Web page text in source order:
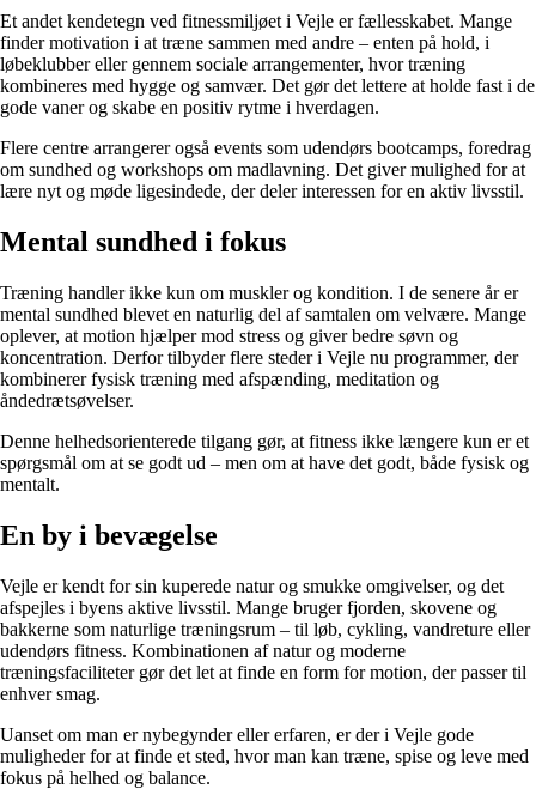
Et andet kendetegn ved fitnessmiljøet i Vejle er fællesskabet. Mange
finder motivation i at træne sammen med andre – enten på hold, i
løbeklubber eller gennem sociale arrangementer, hvor træning
kombineres med hygge og samvær. Det gør det lettere at holde fast i de
gode vaner og skabe en positiv rytme i hverdagen.
Flere centre arrangerer også events som udendørs bootcamps, foredrag
om sundhed og workshops om madlavning. Det giver mulighed for at
lære nyt og møde ligesindede, der deler interessen for en aktiv livsstil.
Mental sundhed i fokus
Træning handler ikke kun om muskler og kondition. I de senere år er
mental sundhed blevet en naturlig del af samtalen om velvære. Mange
oplever, at motion hjælper mod stress og giver bedre søvn og
koncentration. Derfor tilbyder flere steder i Vejle nu programmer, der
kombinerer fysisk træning med afspænding, meditation og
åndedrætsøvelser.
Denne helhedsorienterede tilgang gør, at fitness ikke længere kun er et
spørgsmål om at se godt ud – men om at have det godt, både fysisk og
mentalt.
En by i bevægelse
Vejle er kendt for sin kuperede natur og smukke omgivelser, og det
afspejles i byens aktive livsstil. Mange bruger fjorden, skovene og
bakkerne som naturlige træningsrum – til løb, cykling, vandreture eller
udendørs fitness. Kombinationen af natur og moderne
træningsfaciliteter gør det let at finde en form for motion, der passer til
enhver smag.
Uanset om man er nybegynder eller erfaren, er der i Vejle gode
muligheder for at finde et sted, hvor man kan træne, spise og leve med
fokus på helhed og balance.